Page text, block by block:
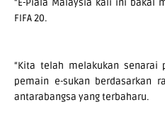
FIFA 20.
“Kita telah melakukan
pemain e-sukan berdasarkan
antarabangsa yang terbaharu.